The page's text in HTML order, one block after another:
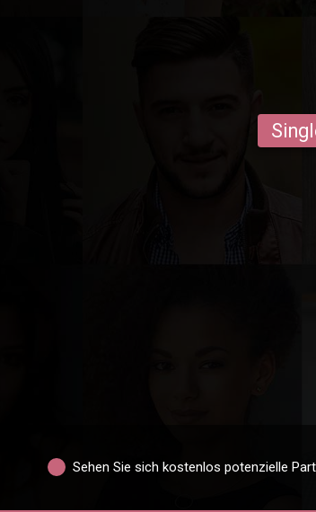
Sehen Sie sich kostenlos potenzielle